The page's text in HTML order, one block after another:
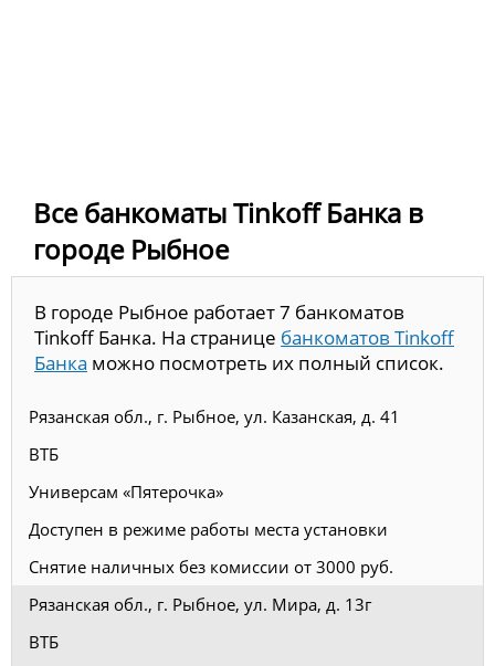
Все банкоматы Tinkoff Банка в
городе Рыбное
В городе Рыбное работает 7 банкоматов
Tinkoff Банка. На странице банкоматов Tinkoff
Банка можно посмотреть их полный список.
Рязанская обл., г. Рыбное, ул. Казанская, д. 41
ВТБ
Универсам «Пятерочка»
Доступен в режиме работы места установки
Снятие наличных без комиссии от 3000 руб.
Рязанская обл., г. Рыбное, ул. Мира, д. 13г
ВТБ